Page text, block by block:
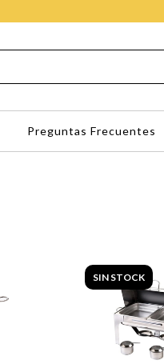
Preguntas Frecuentes
SIN STOCK